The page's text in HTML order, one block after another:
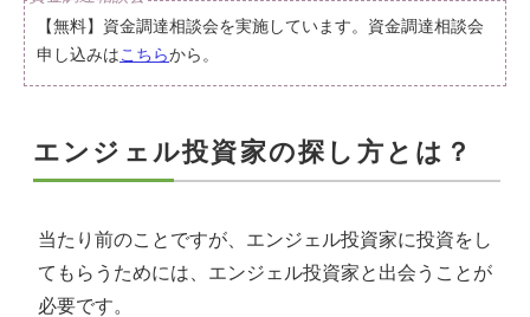
【無料】資金調達相談会を実施しています。資金調達相談会
申し込みはこちらから。
エンジェル投資家の探し方とは？
当たり前のことですが、エンジェル投資家に投資をし
てもらうためには、エンジェル投資家と出会うことが
必要です。